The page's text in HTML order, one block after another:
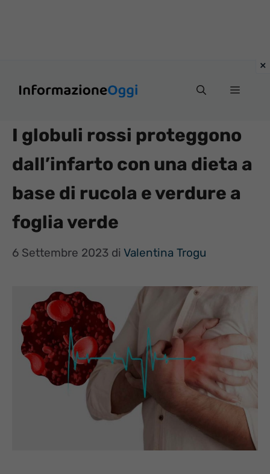
Menu
I globuli rossi proteggono
dall’infarto con una dieta a
base di rucola e verdure a
foglia verde
6 Settembre 2023 di Valentina Trogu